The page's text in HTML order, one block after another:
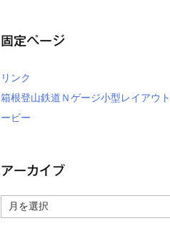
固定ページ
リンク
箱根登山鉄道Ｎゲージ小型レイアウ
ービー
アーカイブ
ー